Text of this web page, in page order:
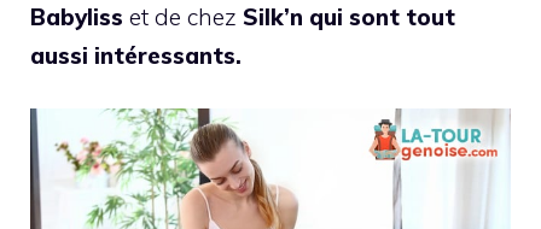
Babyliss et de chez Silk’n qui sont tout
aussi intéressants.